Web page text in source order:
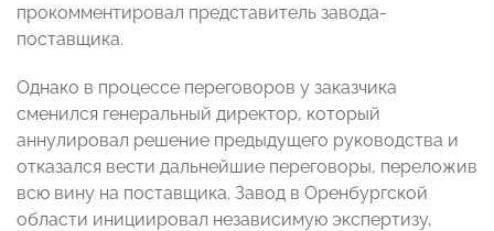
прокомментировал представитель завода-
поставщика.
Однако в процессе переговоров у заказчика
сменился генеральный директор, который
аннулировал решение предыдущего руководства и
отказался вести дальнейшие переговоры, переложив
всю вину на поставщика. Завод в Оренбургской
области инициировал независимую экспертизу,